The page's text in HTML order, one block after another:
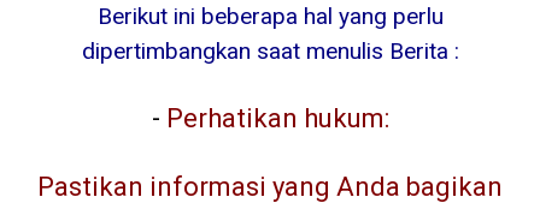
Berikut ini beberapa hal yang perlu
dipertimbangkan saat menulis Berita :
- Perhatikan hukum:
Pastikan informasi yang Anda bagikan